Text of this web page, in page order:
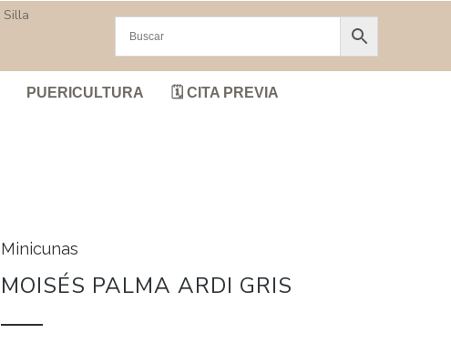
Silla
PUERICULTURA
🗓️ CITA PREVIA
Minicunas
MOISÉS PALMA ARDI GRIS